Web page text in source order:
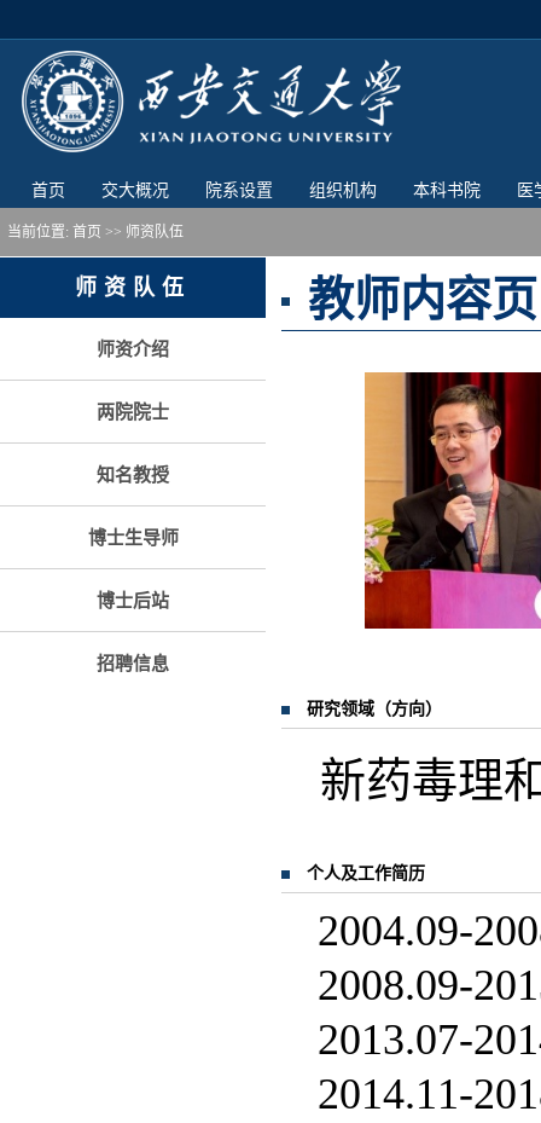
首页 交大概况 院系设置 组织机构 本科书院 医
当前位置: 首页 >> 师资队伍
师资队伍
师资介绍
两院院士
知名教授
博士生导师
博士后站
招聘信息
教师内容页
研究领域（方向）
新药毒理
个人及工作简历
2004.09-
2008.09-
2013.07-
2014.11-